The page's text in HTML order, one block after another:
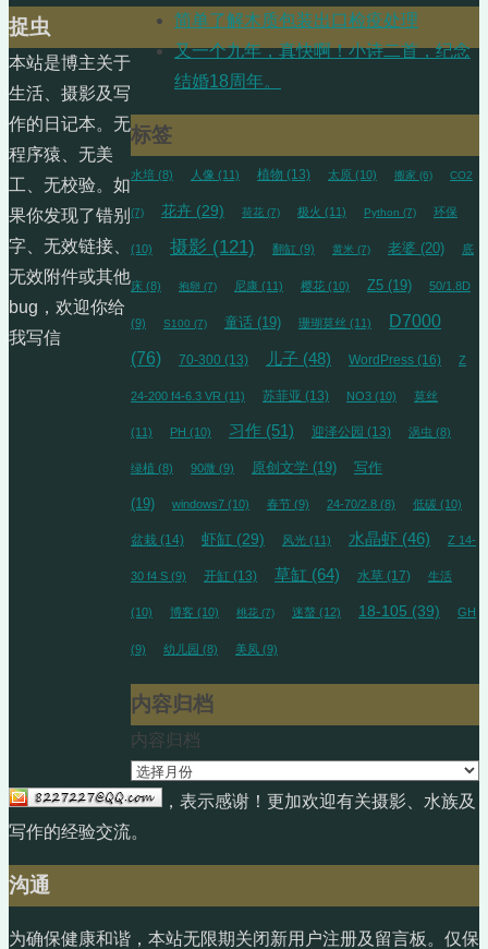
简单了解木质包装出口检疫处理
又一个九年，真快啊！小诗二首，纪念
结婚18周年。
标签
水培 (8) 人像 (11) 植物 (13) 太原 (10) 搬家 (6) CO2
(7) 花卉 (29) 荷花 (7) 极火 (11) Python (7) 环保
(10) 摄影 (121) 翻缸 (9) 黄米 (7) 老婆 (20) 底
床 (8) 抱卵 (7) 尼康 (11) 樱花 (10) Z5 (19) 50/1.8D
(9) S100 (7) 童话 (19) 珊瑚莫丝 (11)
D7000
(76)
70-300 (13) 儿子 (48) WordPress (16) Z
24-200 f4-6.3 VR (11) 苏菲亚 (13) NO3 (10) 莫丝
(11) PH (10) 习作 (51) 迎泽公园 (13) 涡虫 (8)
绿植 (8) 90微 (9) 原创文学 (19) 写作
(19) windows7 (10) 春节 (9) 24-70/2.8 (8) 低碳 (10)
盆栽 (14) 虾缸 (29) 风光 (11) 水晶虾 (46) Z 14-
30 f4 S (9) 开缸 (13) 草缸 (64) 水草 (17) 生活
(10) 博客 (10) 桃花 (7) 迷螯 (12) 18-105 (39) GH
(9) 幼儿园 (8) 美凤 (9)
内容归档
内容归档
捉虫
本站是博主关于
生活、摄影及写
作的日记本。无
程序猿、无美
工、无校验。如
果你发现了错别
字、无效链接、
无效附件或其他
bug，欢迎你给
我写信
，表示感谢！更加欢迎有关摄影、水族及
写作的经验交流。
沟通
为确保健康和谐，本站无限期关闭新用户注册及留言板。仅保